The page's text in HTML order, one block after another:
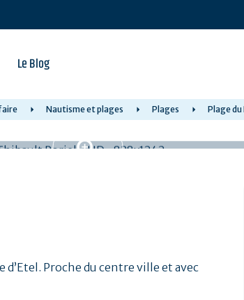
Le Blog
Nautisme et plages Plages Plage du
d’Etel. Proche du centre ville et avec